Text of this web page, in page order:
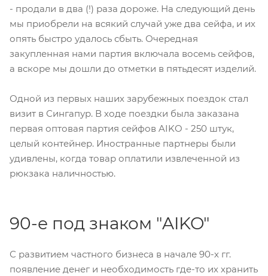
- продали в два (!) раза дороже. На следующий день
мы приобрели на всякий случай уже два сейфа, и их
опять быстро удалось сбыть. Очередная
закупленная нами партия включала восемь сейфов,
а вскоре мы дошли до отметки в пятьдесят изделий.
Одной из первых наших зарубежных поездок стал
визит в Сингапур. В ходе поездки была заказана
первая оптовая партия сейфов AIKO - 250 штук,
целый контейнер. Иностранные партнеры были
удивлены, когда товар оплатили извлеченной из
рюкзака наличностью.
90-е под знаком "AIKO"
С развитием частного бизнеса в начале 90-х гг.
появление денег и необходимость где-то их хранить